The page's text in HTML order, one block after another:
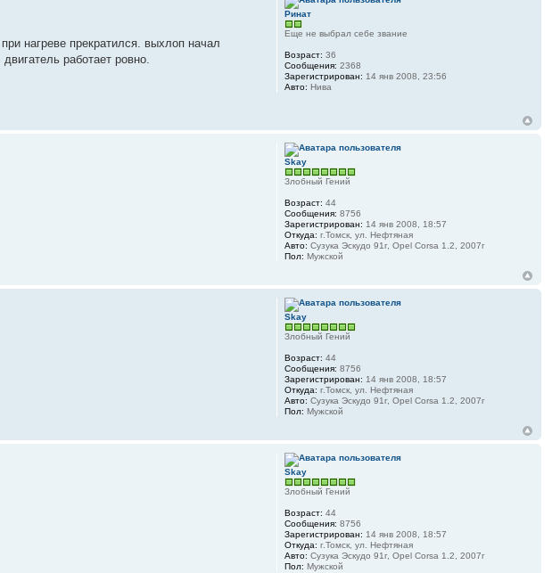
нагреве прекратился. выхлоп начал
работает ровно.
Ринат
Еще не выбрал себе звание
Возраст: 36
Сообщения: 2368
Зарегистрирован: 14 янв 2008, 23:56
Авто: Нива
Skay
Злобный Гений
Возраст: 44
Сообщения: 8756
Зарегистрирован: 14 янв 2008, 18:57
Откуда: г.Томск, ул. Нефтяная
Авто: Сузука Эскудо 91г, Opel Corsa 1.2, 2007г
Пол: Мужской
Skay
Злобный Гений
Возраст: 44
Сообщения: 8756
Зарегистрирован: 14 янв 2008, 18:57
Откуда: г.Томск, ул. Нефтяная
Авто: Сузука Эскудо 91г, Opel Corsa 1.2, 2007г
Пол: Мужской
Skay
Злобный Гений
Возраст: 44
Сообщения: 8756
Зарегистрирован: 14 янв 2008, 18:57
Откуда: г.Томск, ул. Нефтяная
Авто: Сузука Эскудо 91г, Opel Corsa 1.2, 2007г
Пол: Мужской